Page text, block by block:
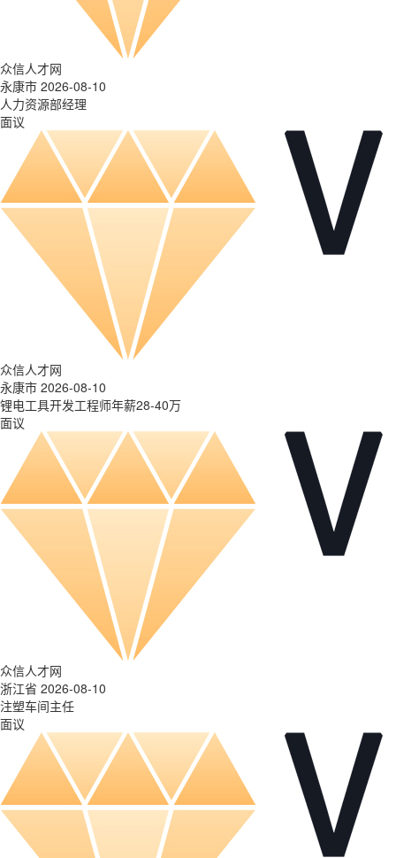
众信人才网
永康市 2026-08-10
人力资源部经理
面议
众信人才网
永康市 2026-08-10
锂电工具开发工程师年薪28-40万
面议
众信人才网
浙江省 2026-08-10
注塑车间主任
面议